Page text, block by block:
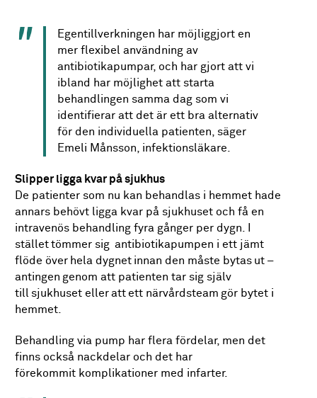
Egentillverkningen har möjliggjort en
mer flexibel användning av
antibiotikapumpar, och har gjort att vi
ibland har möjlighet att starta
behandlingen samma dag som vi
identifierar att det är ett bra alternativ
för den individuella patienten, säger
Emeli Månsson, infektionsläkare.
Slipper ligga kvar på sjukhus
De patienter som nu kan behandlas i hemmet hade
annars behövt ligga kvar på sjukhuset och få en
intravenös behandling fyra gånger per dygn. I
stället tömmer sig antibiotikapumpen i ett jämt
flöde över hela dygnet innan den måste bytas ut –
antingen genom att patienten tar sig själv
till sjukhuset eller att ett närvårdsteam gör bytet i
hemmet.
Behandling via pump har flera fördelar, men det
finns också nackdelar och det har
förekommit komplikationer med infarter.